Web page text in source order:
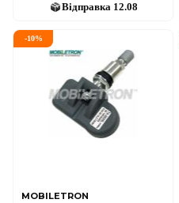
Відправка 12.08
-10%
MOBILETRON